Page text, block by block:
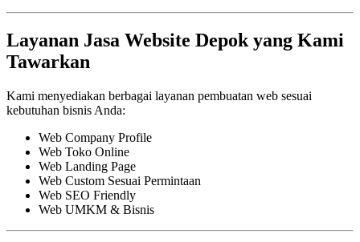
Layanan Jasa Website Depok yang Kami
Tawarkan
Kami menyediakan berbagai layanan pembuatan web sesuai
kebutuhan bisnis Anda:
Web Company Profile
Web Toko Online
Web Landing Page
Web Custom Sesuai Permintaan
Web SEO Friendly
Web UMKM & Bisnis